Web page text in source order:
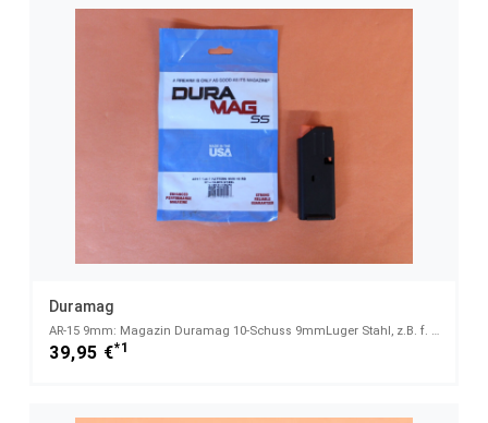
Duramag
AR-15 9mm: Magazin Duramag 10-Schuss 9mmLuger Stahl, z.B. f. Oberland Arms OA-15 PR M9 o.Ä.
39,95 €*1